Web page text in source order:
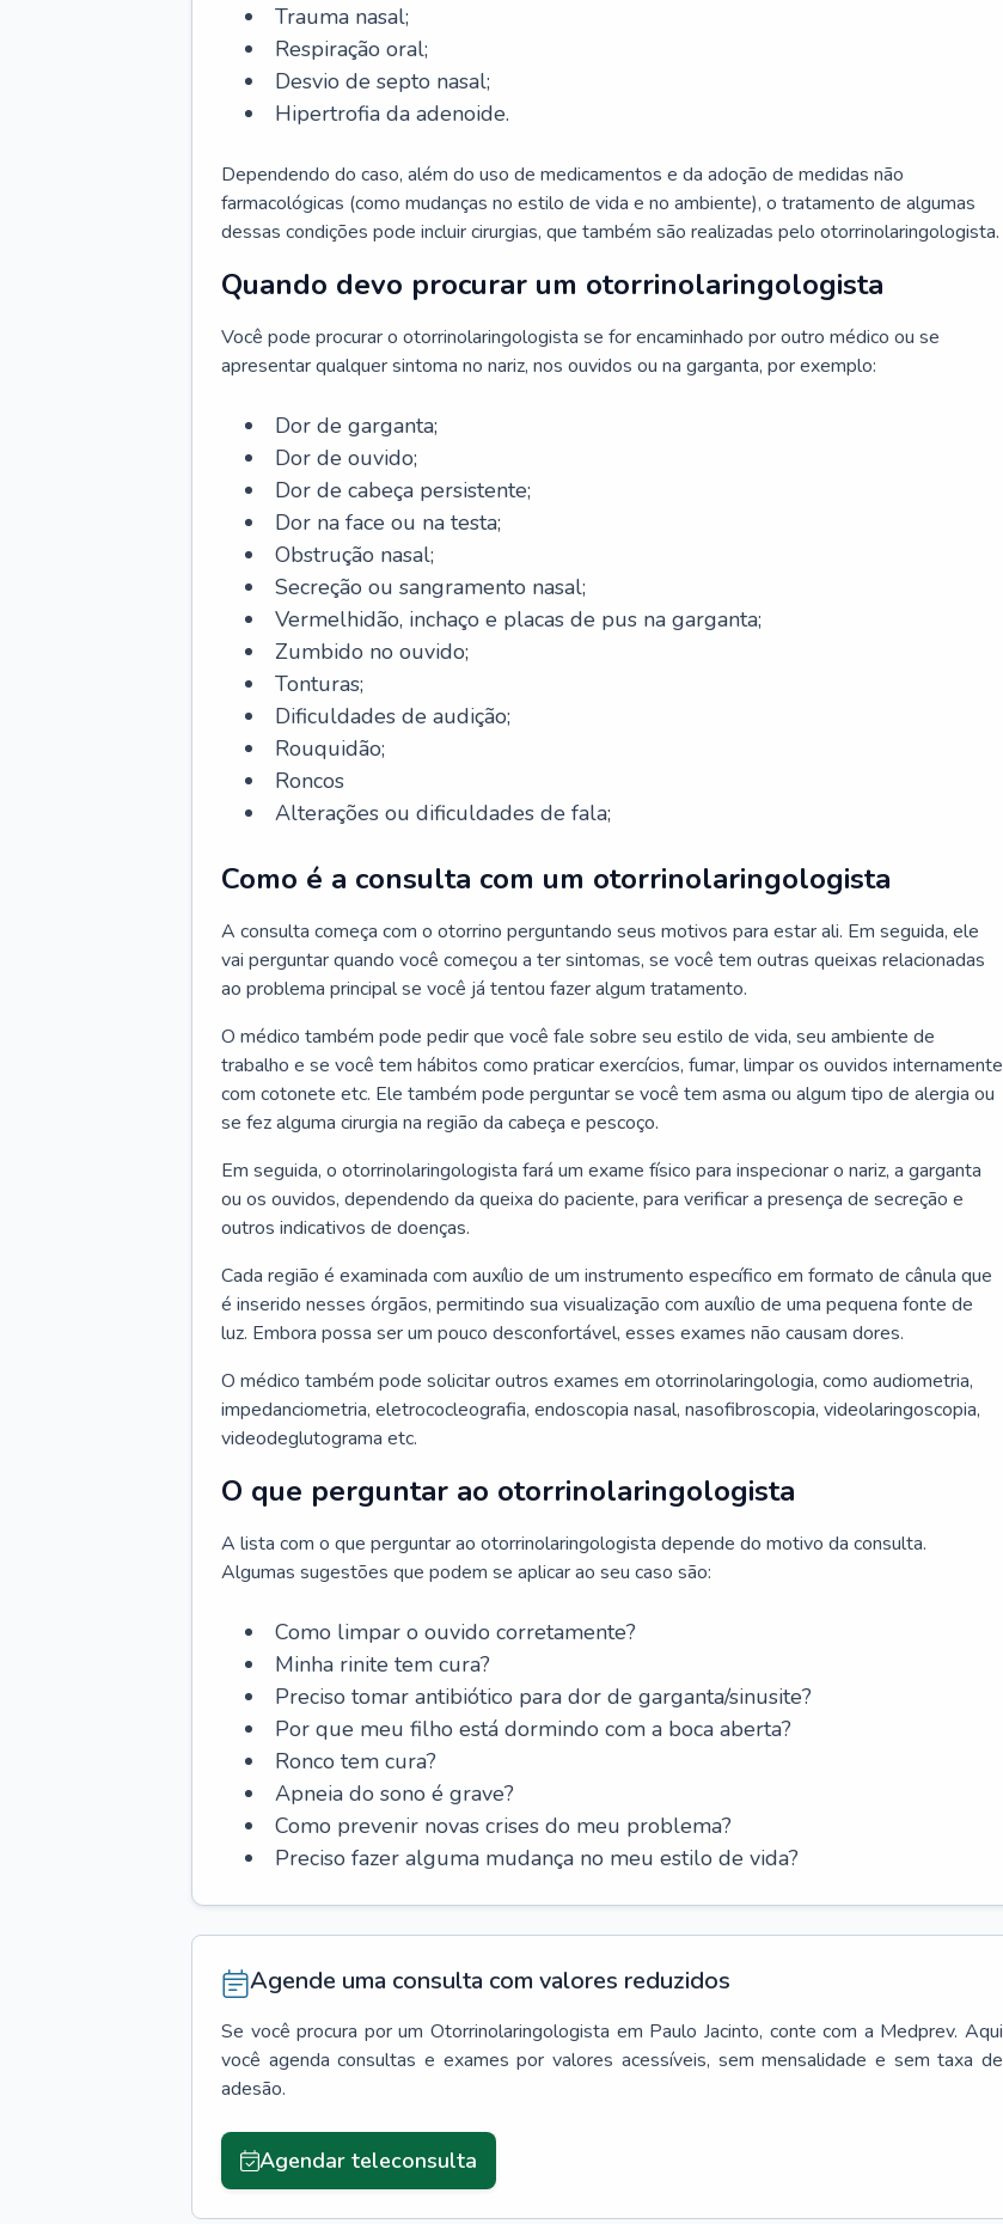
Trauma nasal;
Respiração oral;
Desvio de septo nasal;
Hipertrofia da adenoide.
Dependendo do caso, além do uso de medicamentos e da adoção de medidas não
farmacológicas (como mudanças no estilo de vida e no ambiente), o tratamento de algumas
dessas condições pode incluir cirurgias, que também são realizadas pelo otorrinolaringologista.
Quando devo procurar um otorrinolaringologista
Você pode procurar o otorrinolaringologista se for encaminhado por outro médico ou se
apresentar qualquer sintoma no nariz, nos ouvidos ou na garganta, por exemplo:
Dor de garganta;
Dor de ouvido;
Dor de cabeça persistente;
Dor na face ou na testa;
Obstrução nasal;
Secreção ou sangramento nasal;
Vermelhidão, inchaço e placas de pus na garganta;
Zumbido no ouvido;
Tonturas;
Dificuldades de audição;
Rouquidão;
Roncos
Alterações ou dificuldades de fala;
Como é a consulta com um otorrinolaringologista
A consulta começa com o otorrino perguntando seus motivos para estar ali. Em seguida, ele
vai perguntar quando você começou a ter sintomas, se você tem outras queixas relacionadas
ao problema principal se você já tentou fazer algum tratamento.
O médico também pode pedir que você fale sobre seu estilo de vida, seu ambiente de
trabalho e se você tem hábitos como praticar exercícios, fumar, limpar os ouvidos internamente
com cotonete etc. Ele também pode perguntar se você tem asma ou algum tipo de alergia ou
se fez alguma cirurgia na região da cabeça e pescoço.
Em seguida, o otorrinolaringologista fará um exame físico para inspecionar o nariz, a garganta
ou os ouvidos, dependendo da queixa do paciente, para verificar a presença de secreção e
outros indicativos de doenças.
Cada região é examinada com auxílio de um instrumento específico em formato de cânula que
é inserido nesses órgãos, permitindo sua visualização com auxílio de uma pequena fonte de
luz. Embora possa ser um pouco desconfortável, esses exames não causam dores.
O médico também pode solicitar outros exames em otorrinolaringologia, como audiometria,
impedanciometria, eletrococleografia, endoscopia nasal, nasofibroscopia, videolaringoscopia,
videodeglutograma etc.
O que perguntar ao otorrinolaringologista
A lista com o que perguntar ao otorrinolaringologista depende do motivo da consulta.
Algumas sugestões que podem se aplicar ao seu caso são:
Como limpar o ouvido corretamente?
Minha rinite tem cura?
Preciso tomar antibiótico para dor de garganta/sinusite?
Por que meu filho está dormindo com a boca aberta?
Ronco tem cura?
Apneia do sono é grave?
Como prevenir novas crises do meu problema?
Preciso fazer alguma mudança no meu estilo de vida?
Agende uma consulta com valores reduzidos
Se você procura por um Otorrinolaringologista em Paulo Jacinto, conte com a Medprev. Aqui
você agenda consultas e exames por valores acessíveis, sem mensalidade e sem taxa de
adesão.
Agendar teleconsulta